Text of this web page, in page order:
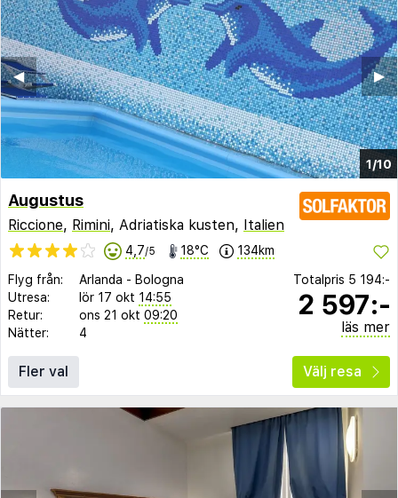
1/10
▶︎
◀︎
Augustus
Riccione, Rimini, Adriatiska kusten, Italien
4,7/5 18°C 134km
Flyg från: Arlanda - Bologna
Utresa:
lör 17 okt 14:55
Retur:
ons 21 okt 09:20
Nätter:
4
Totalpris 5 194:-
2 597:-
läs mer
Fler val Välj resa